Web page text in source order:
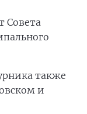
Совета
также
и